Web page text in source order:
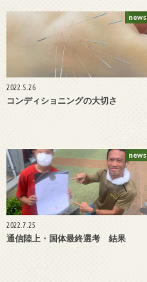
news
2022.5.26
コンディショニングの大切さ
news
2022.7.25
通信陸上・国体最終選考 結果